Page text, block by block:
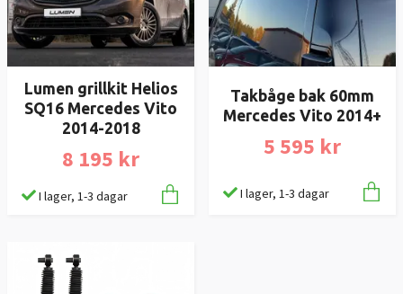
Lumen grillkit Helios
SQ16 Mercedes Vito
2014-2018
8 195 kr
I lager, 1-3 dagar
Takbåge bak 60mm
Mercedes Vito 2014+
5 595 kr
I lager, 1-3 dagar